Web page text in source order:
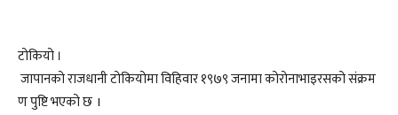
टोकियो ।
जापानको राजधानी टोकियोमा विहिवार १९७९ जनामा कोरोनाभाइरसको संक्रम
ण पुष्टि भएको छ I